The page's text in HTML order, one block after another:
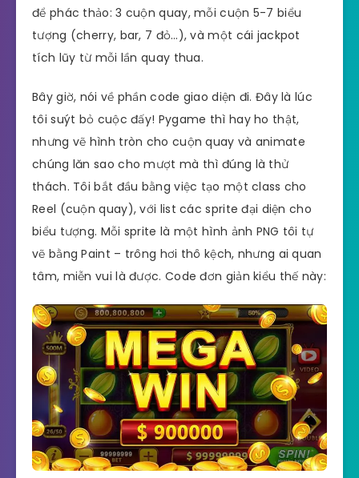
để phác thảo: 3 cuộn quay, mỗi cuộn 5-7 biểu
tượng (cherry, bar, 7 đỏ…), và một cái jackpot
tích lũy từ mỗi lần quay thua.
Bây giờ, nói về phần code giao diện đi. Đây là lúc
tôi suýt bỏ cuộc đấy! Pygame thì hay ho thật,
nhưng vẽ hình tròn cho cuộn quay và animate
chúng lăn sao cho mượt mà thì đúng là thử
thách. Tôi bắt đầu bằng việc tạo một class cho
Reel (cuộn quay), với list các sprite đại diện cho
biểu tượng. Mỗi sprite là một hình ảnh PNG tôi tự
vẽ bằng Paint – trông hơi thô kệch, nhưng ai quan
tâm, miễn vui là được. Code đơn giản kiểu thế này: